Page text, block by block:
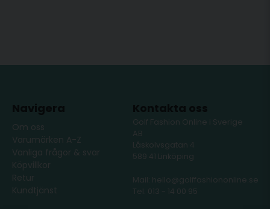
Om oss
Varumärken A-Z
Vanliga frågor & svar
Köpvillkor
Retur
Kundtjänst
Golf Fashion Online i Sverige
AB
Låskolvsgatan 4
589 41 Linköping
Mail: hello@golffashiononline.se
Tel: 013 - 14 00 95